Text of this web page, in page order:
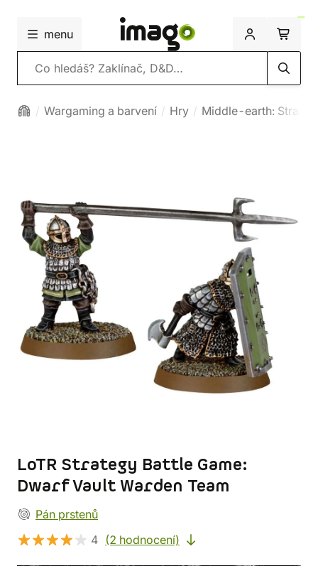
menu
Vyhledávání
Wargaming a barvení Hry Middle-earth:
LoTR Strategy Battle Game:
Dwarf Vault Warden Team
Pán prstenů
4 (2 hodnocení)